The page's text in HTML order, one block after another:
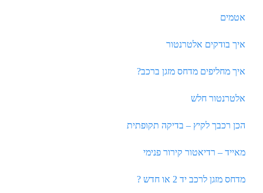
אטמים
איך בודקים אלטרנטור
איך מחליפים מדחס מזגן ברכב?
אלטרנטור חלש
הכן רכבך לקיץ – בדיקה תקופתית
מאייד – רדיאטור קירור פנימי
מדחס מזגן לרכב יד 2 או חדש ?